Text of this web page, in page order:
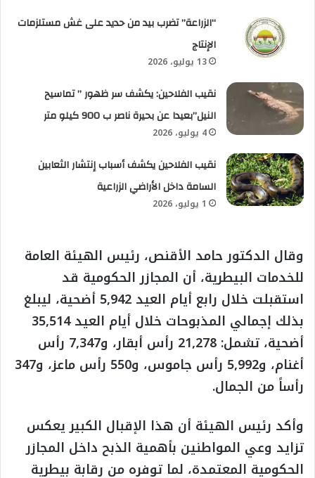
“الزراعة” تضرب بيد من حديد على غش مستلزمات
الإنتاج
13 يوليو، 2026
نقيب الفلاحين: يكشف سر ظهور ” تماسيح
النيل”بعيدا عن بحيرة ناصر ب 900 كيلو متر
4 يوليو، 2026
نقيب الفلاحين يكشف أسباب إنتشار الثعابين
السامة داخل الأراضي الزراعية
1 يوليو، 2026
وقال الدكتور حامد الأقنص، رئيس الهيئة العامة
للخدمات البيطرية، أن المجازر الحكومية قد
استقبلت خلال رابع أيام العيد 5,942 أضحية، ليبلغ
بذلك إجمالي المذبوحات خلال أيام العيد 35,514
أضحية، تشمل: 21,278 رأس أبقار، و7,347 رأس
أغنام، و5,992 رأس جاموس، و550 رأس ماعز، و347
رأساً من الجمال.
وأكد رئيس الهيئة أن هذا الإقبال الكبير يعكس
تزايد وعي المواطنين بأهمية الذبح داخل المجازر
الحكومية المعتمدة، لما توفره من رقابة بيطرية